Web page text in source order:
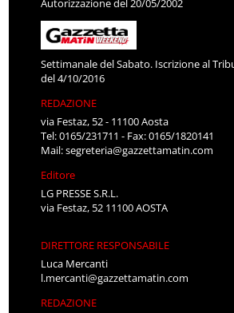
Autorizzazione del 20/05/2002
Settimanale del Sabato. Iscrizione al
del 4/10/2016
REDAZIONE
via Festaz, 52 - 11100 Aosta
Tel: 0165/231711 - Fax: 0165/1820141
Mail:segreteria@gazzettamatin.com
Editore
LG PRESSE S.R.L.
via Festaz, 52 11100 AOSTA
DIRETTORE RESPONSABILE
Luca Mercanti
l.mercanti@gazzettamatin.com
REDAZIONE